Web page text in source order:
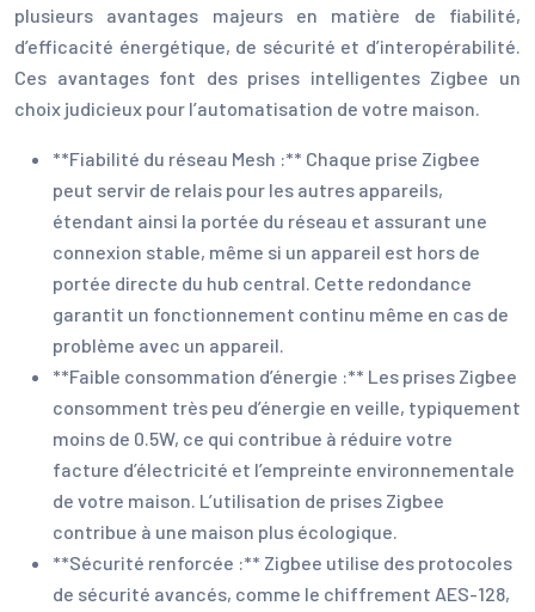
plusieurs avantages majeurs en matière de fiabilité,
d’efficacité énergétique, de sécurité et d’interopérabilité.
Ces avantages font des prises intelligentes Zigbee un
choix judicieux pour l’automatisation de votre maison.
**Fiabilité du réseau Mesh :** Chaque prise Zigbee
peut servir de relais pour les autres appareils,
étendant ainsi la portée du réseau et assurant une
connexion stable, même si un appareil est hors de
portée directe du hub central. Cette redondance
garantit un fonctionnement continu même en cas de
problème avec un appareil.
**Faible consommation d’énergie :** Les prises Zigbee
consomment très peu d’énergie en veille, typiquement
moins de 0.5W, ce qui contribue à réduire votre
facture d’électricité et l’empreinte environnementale
de votre maison. L’utilisation de prises Zigbee
contribue à une maison plus écologique.
**Sécurité renforcée :** Zigbee utilise des protocoles
de sécurité avancés, comme le chiffrement AES-128,